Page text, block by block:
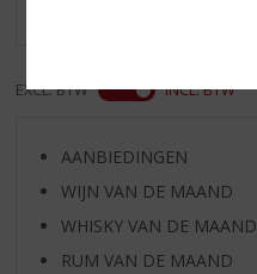
EXCL. BTW INCL. BTW
AANBIEDINGEN
WIJN VAN DE MAAND
WHISKY VAN DE MAAND
RUM VAN DE MAAND